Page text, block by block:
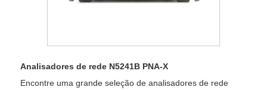
Analisadores de rede N5241B PNA-X
Encontre uma grande seleção de analisadores de rede